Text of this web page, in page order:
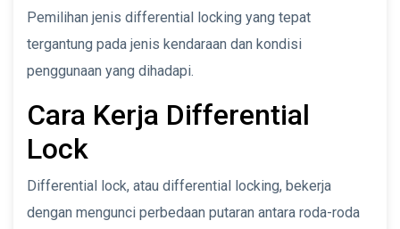
Pemilihan jenis differential locking yang tepat
tergantung pada jenis kendaraan dan kondisi
penggunaan yang dihadapi.
Cara Kerja Differential
Lock
Differential lock, atau differential locking, bekerja
dengan mengunci perbedaan putaran antara roda-roda